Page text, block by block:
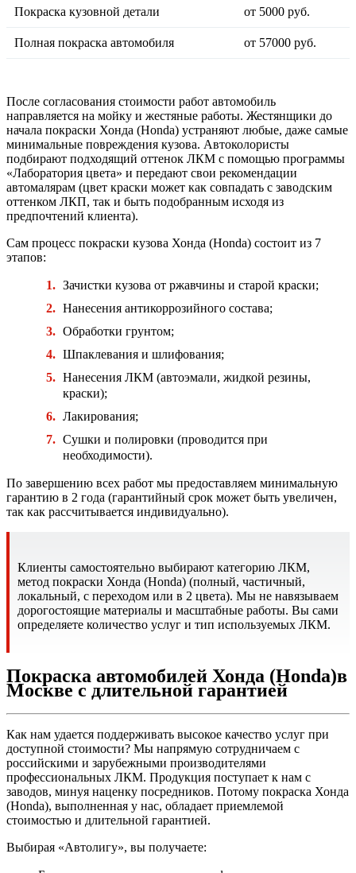
Покраска кузовной детали от 5000 руб.
Полная покраска автомобиля от 57000 руб.
После согласования стоимости работ автомобиль
направляется на мойку и жестяные работы. Жестянщики до
начала покраски Хонда (Honda) устраняют любые, даже самые
минимальные повреждения кузова. Автоколористы
подбирают подходящий оттенок ЛКМ с помощью программы
«Лаборатория цвета» и передают свои рекомендации
автомалярам (цвет краски может как совпадать с заводским
оттенком ЛКП, так и быть подобранным исходя из
предпочтений клиента).
Сам процесс покраски кузова Хонда (Honda) состоит из 7
этапов:
Зачистки кузова от ржавчины и старой краски;
Нанесения антикоррозийного состава;
Обработки грунтом;
Шпаклевания и шлифования;
Нанесения ЛКМ (автоэмали, жидкой резины,
краски);
Лакирования;
Сушки и полировки (проводится при
необходимости).
По завершению всех работ мы предоставляем минимальную
гарантию в 2 года (гарантийный срок может быть увеличен,
так как рассчитывается индивидуально).
Клиенты самостоятельно выбирают категорию ЛКМ,
метод покраски Хонда (Honda) (полный, частичный,
локальный, с переходом или в 2 цвета). Мы не навязываем
дорогостоящие материалы и масштабные работы. Вы сами
определяете количество услуг и тип используемых ЛКМ.
Покраска автомобилей Хонда (Honda)в
Москве с длительной гарантией
Как нам удается поддерживать высокое качество услуг при
доступной стоимости? Мы напрямую сотрудничаем с
российскими и зарубежными производителями
профессиональных ЛКМ. Продукция поступает к нам с
заводов, минуя наценку посредников. Потому покраска Хонда
(Honda), выполненная у нас, обладает приемлемой
стоимостью и длительной гарантией.
Выбирая «Автолигу», вы получаете: